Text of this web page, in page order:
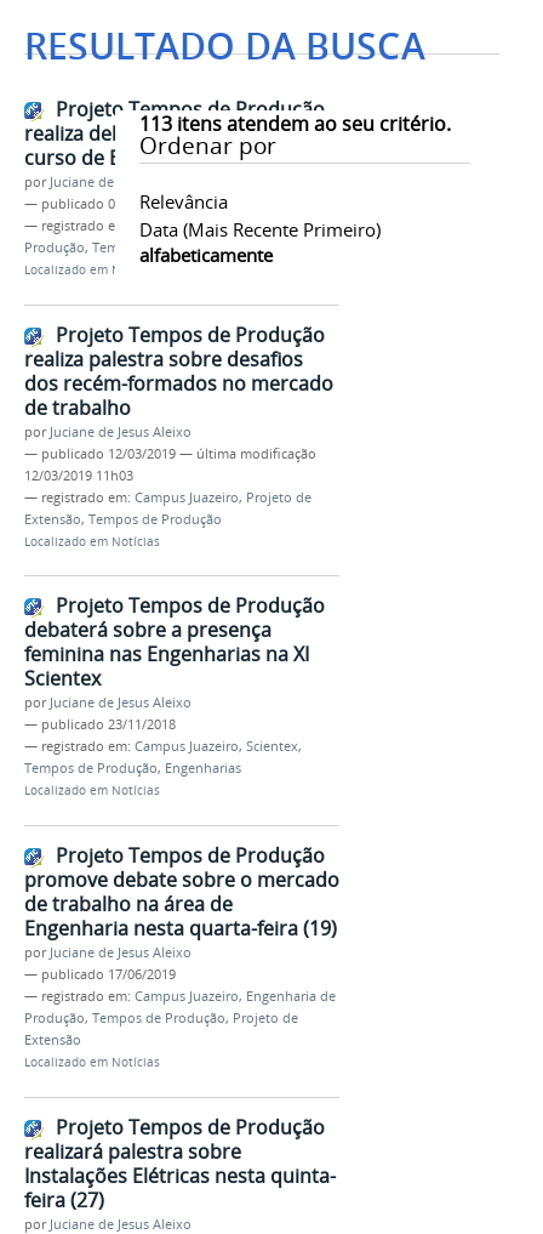
RESULTADO DA BUSCA
113itens atendem ao seu critério.
Ordenar por
Relevância
Data (mais Recente Primeiro)
alfabeticamente
Projeto Tempos de Produção
realiza debate com egressos do
curso de Engenharia de Produção
por Juciane de Jesus Aleixo
— publicado 03/05/2019
— registrado em:
Campus Juazeiro,Engenharia de
Produção, Tempos de Produção
Localizado em Notícias
Projeto Tempos de Produção
realiza palestra sobre desafios
dos recém-formados no mercado
de trabalho
por Juciane de Jesus Aleixo
— publicado 12/03/2019 — última modificação
12/03/2019 11h03
— registrado em: Campus Juazeiro, Projeto de
Extensão, Tempos de Produção
Localizado em Notícias
Projeto Tempos de Produção
debaterá sobre a presença
feminina nas Engenharias na XI
Scientex
por Juciane de Jesus Aleixo
— publicado 23/11/2018
— registrado em: Campus Juazeiro, Scientex,
Tempos de Produção, Engenharias
Localizado em Notícias
Projeto Tempos de Produção
promove debate sobre o mercado
de trabalho na área de
Engenharia nesta quarta-feira (19)
por Juciane de Jesus Aleixo
— publicado 17/06/2019
— registrado em: Campus Juazeiro, Engenharia de
Produção, Tempos de Produção, Projeto de
Extensão
Localizado em Notícias
Projeto Tempos de Produção
realizará palestra sobre
Instalações Elétricas nesta quinta-
feira (27)
por Juciane de Jesus Aleixo